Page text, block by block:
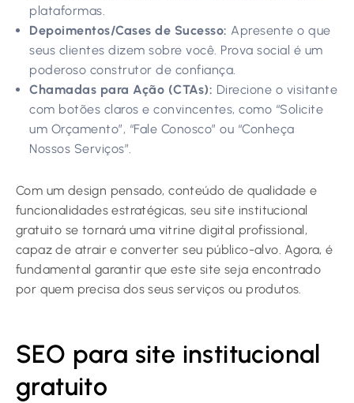
plataformas.
Depoimentos/Cases de Sucesso: Apresente o que
seus clientes dizem sobre você. Prova social é um
poderoso construtor de confiança.
Chamadas para Ação (CTAs): Direcione o visitante
com botões claros e convincentes, como “Solicite
um Orçamento”, “Fale Conosco” ou “Conheça
Nossos Serviços”.
Com um design pensado, conteúdo de qualidade e
funcionalidades estratégicas, seu site institucional
gratuito se tornará uma vitrine digital profissional,
capaz de atrair e converter seu público-alvo. Agora, é
fundamental garantir que este site seja encontrado
por quem precisa dos seus serviços ou produtos.
SEO para site institucional
gratuito